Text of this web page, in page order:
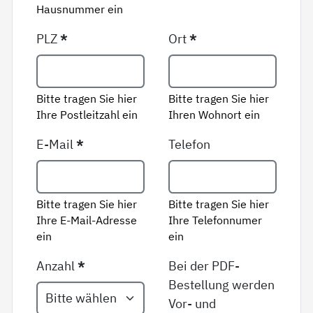
Hausnummer ein
PLZ*
Bitte tragen Sie hier
Ihre Postleitzahl ein
Ort*
Bitte tragen Sie hier
Ihren Wohnort ein
E-Mail*
Bitte tragen Sie hier
Ihre E-Mail-Adresse
ein
Telefon
Bitte tragen Sie hier
Ihre Telefonnumer
ein
Anzahl*
Bei der PDF-
Bestellung werden
Vor- und